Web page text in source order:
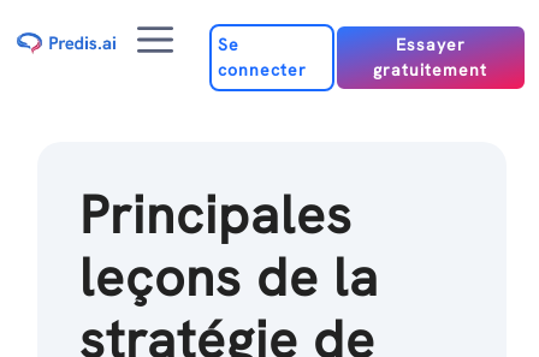
au
Menu
Se
connecter
Essayer
gratuitement
Principales
leçons de la
stratégie de